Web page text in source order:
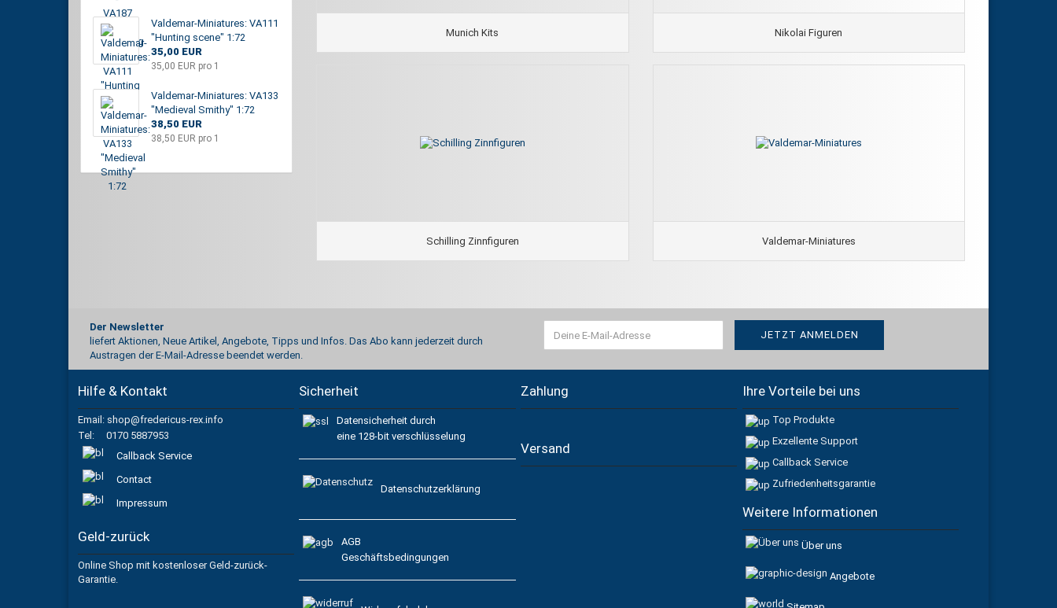
Munich Kits Nikolai Figuren
Schilling Zinnfiguren Valdemar-Miniatures
Valdemar-Miniatures: VA111
"Hunting scene" 1:72
35,00 EUR
35,00 EUR pro 1
Valdemar-Miniatures: VA133
"Medieval Smithy" 1:72
38,50 EUR
38,50 EUR pro 1
Der Newsletter
liefert Aktionen, Neue Artikel, Angebote, Tipps und Infos. Das Abo kann jederzeit durch
Austragen der E-Mail-Adresse beendet werden.
Hilfe & Kontakt
Email: shop@fredericus-rex.info
Tel: 0170 5887953
Callback Service
Contact
Impressum
Geld-zurück
Online Shop mit kostenloser Geld-zurück-
Garantie.
Sicherheit
Datensicherheit durch
eine 128-bit verschlüsselung
Datenschutzerklärung
AGB
Geschäftsbedingungen
Zahlung
Versand
Ihre Vorteile bei uns
Top Produkte
Exzellente Support
Callback Service
Zufriedenheitsgarantie
Weitere Informationen
Über uns
Angebote